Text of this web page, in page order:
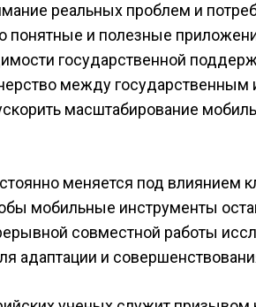
реальных проблем и
понятные и полезные
государственной
между государственным
масштабирование
меняется под влиянием
мобильные инструменты
совместной работы
адаптации и